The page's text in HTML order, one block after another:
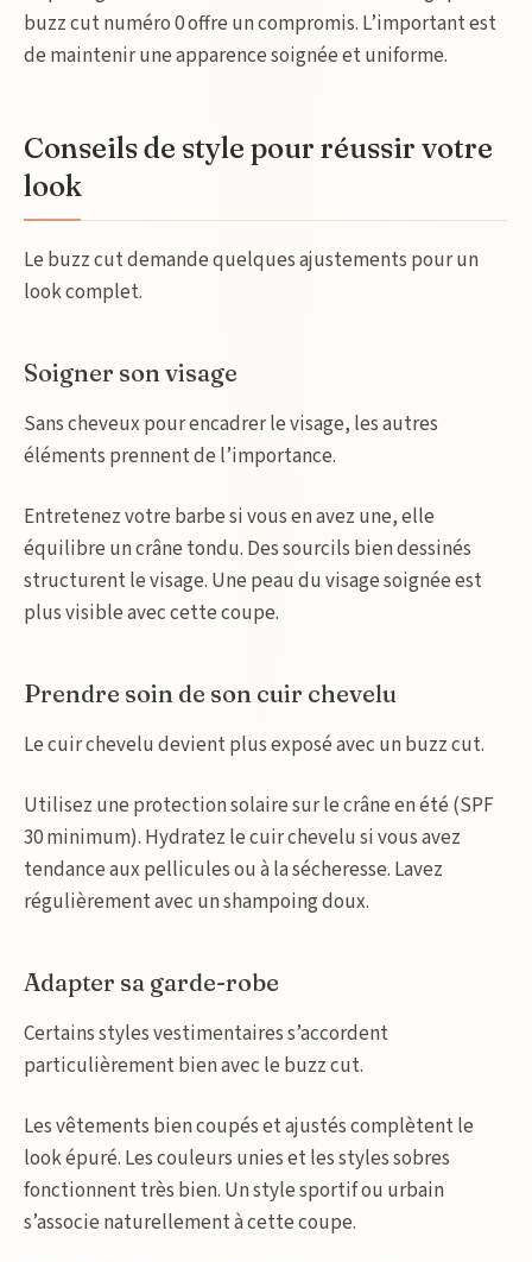
buzz cut numéro 0 offre un compromis. L’important est
de maintenir une apparence soignée et uniforme.
Conseils de style pour réussir votre
look
Le buzz cut demande quelques ajustements pour un
look complet.
Soigner son visage
Sans cheveux pour encadrer le visage, les autres
éléments prennent de l’importance.
Entretenez votre barbe si vous en avez une, elle
équilibre un crâne tondu. Des sourcils bien dessinés
structurent le visage. Une peau du visage soignée est
plus visible avec cette coupe.
Prendre soin de son cuir chevelu
Le cuir chevelu devient plus exposé avec un buzz cut.
Utilisez une protection solaire sur le crâne en été (SPF
30 minimum). Hydratez le cuir chevelu si vous avez
tendance aux pellicules ou à la sécheresse. Lavez
régulièrement avec un shampoing doux.
Adapter sa garde-robe
Certains styles vestimentaires s’accordent
particulièrement bien avec le buzz cut.
Les vêtements bien coupés et ajustés complètent le
look épuré. Les couleurs unies et les styles sobres
fonctionnent très bien. Un style sportif ou urbain
s’associe naturellement à cette coupe.